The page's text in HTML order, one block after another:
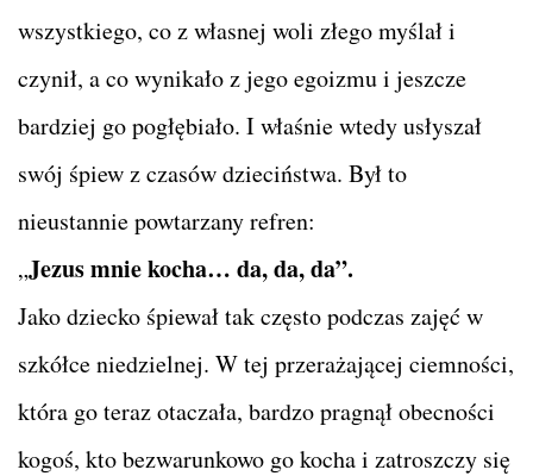
wszystkiego, co z własnej woli złego myślał i
czynił, a co wynikało z jego egoizmu i jeszcze
bardziej go pogłębiało. I właśnie wtedy usłyszał
swój śpiew z czasów dzieciństwa. Był to
nieustannie powtarzany refren:
„Jezus mnie kocha… da, da, da”.
Jako dziecko śpiewał tak często podczas zajęć w
szkółce niedzielnej. W tej przerażającej ciemności,
która go teraz otaczała, bardzo pragnął obecności
kogoś, kto bezwarunkowo go kocha i zatroszczy się